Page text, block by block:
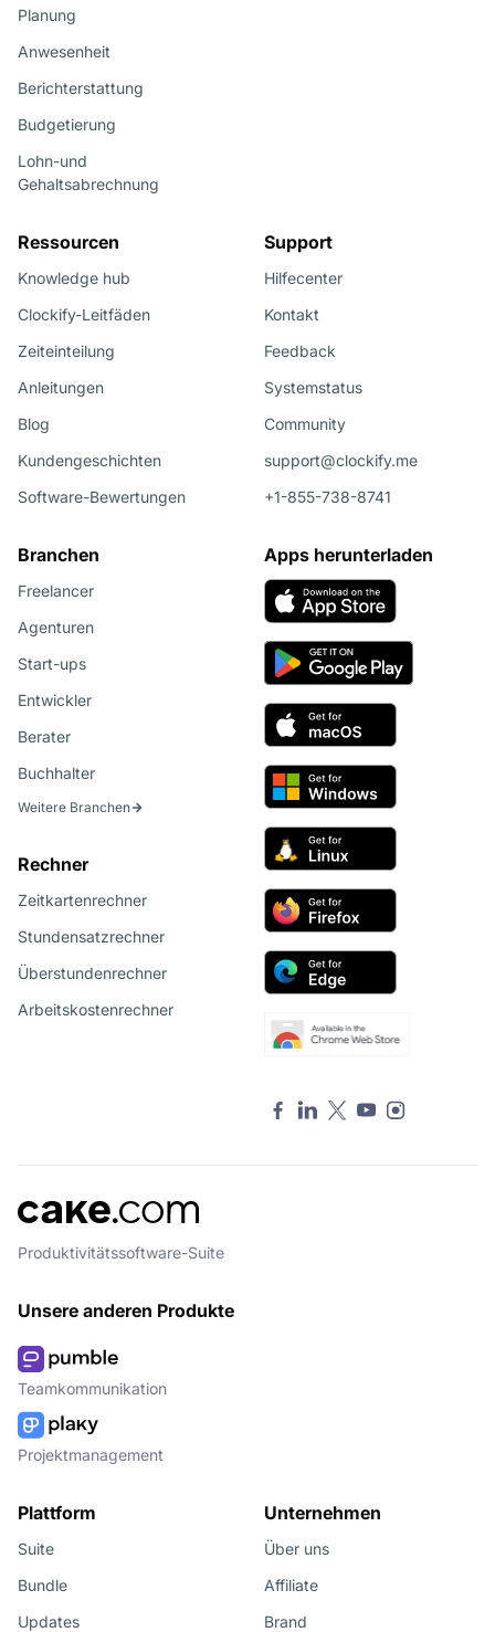
Planung
Anwesenheit
Berichterstattung
Budgetierung
Lohn-und
Gehaltsabrechnung
Ressourcen
Knowledge hub
Clockify-Leitfäden
Zeiteinteilung
Anleitungen
Blog
Kundengeschichten
Software-Bewertungen
Branchen
Freelancer
Agenturen
Start-ups
Entwickler
Berater
Buchhalter
Weitere Branchen
Rechner
Zeitkartenrechner
Stundensatzrechner
Überstundenrechner
Arbeitskostenrechner
Support
Hilfecenter
Kontakt
Feedback
Systemstatus
Community
support@clockify.me
+1-855-738-8741
Apps herunterladen
Produktivitätssoftware-Suite
Unsere anderen Produkte
Teamkommunikation
Projektmanagement
Plattform
Suite
Bundle
Updates
Unternehmen
Über uns
Affiliate
Brand